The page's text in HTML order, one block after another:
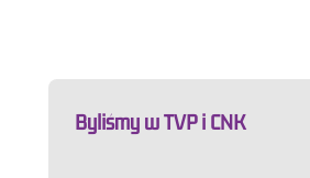
Byliśmy w TVP i CNK